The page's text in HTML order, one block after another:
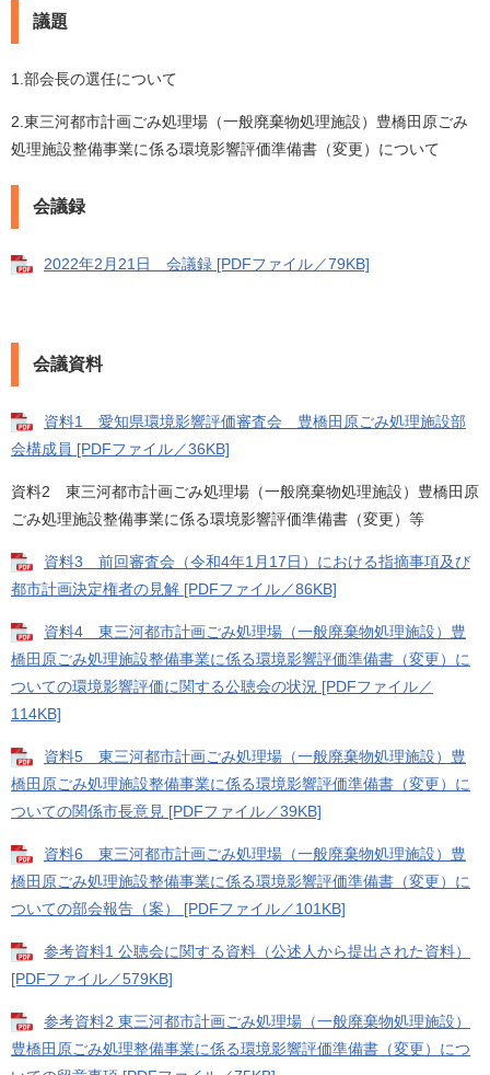
議題
1.部会長の選任について
2. 東三河都市計画ごみ処理場（一般廃棄物処理施設）豊橋田原ごみ
処理施設整備事業に係る環境影響評価準備書（変更）について
会議録
2022年2月21日 会議録 [PDFファイル／79KB]
会議資料
資料1 愛知県環境影響評価審査会 豊橋田原ごみ処理施設部
会構成員 [PDFファイル／36KB]
資料2 東三河都市計画ごみ処理場（一般廃棄物処理施設）豊橋田原
ごみ処理施設整備事業に係る環境影響評価準備書（変更）等
資料3 前回審査会（令和4年1月17日）における指摘事項及び
都市計画決定権者の見解 [PDFファイル／86KB]
資料4 東三河都市計画ごみ処理場（一般廃棄物処理施設）豊
橋田原ごみ処理施設整備事業に係る環境影響評価準備書（変更）に
ついての環境影響評価に関する公聴会の状況 [PDFファイル／
114KB]
資料5 東三河都市計画ごみ処理場（一般廃棄物処理施設）豊
橋田原ごみ処理施設整備事業に係る環境影響評価準備書（変更）に
ついての関係市長意見 [PDFファイル／39KB]
資料6 東三河都市計画ごみ処理場（一般廃棄物処理施設）豊
橋田原ごみ処理施設整備事業に係る環境影響評価準備書（変更）に
ついての部会報告（案） [PDFファイル／101KB]
参考資料1 公聴会に関する資料（公述人から提出された資料）
[PDFファイル／579KB]
参考資料2 東三河都市計画ごみ処理場（一般廃棄物処理施設）
豊橋田原ごみ処理整備事業に係る環境影響評価準備書（変更）につ